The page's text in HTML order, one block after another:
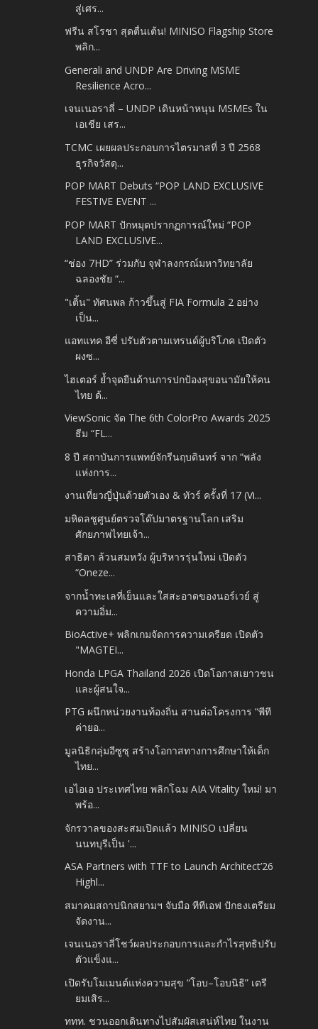
สู่เศร...
ฟรีน สโรชา สุดตื่นเต้น! MINISO Flagship Store
พลิก...
Generali and UNDP Are Driving MSME
Resilience Acro...
เจนเนอราลี่ – UNDP เดินหน้าหนุน MSMEs ใน
เอเชีย เสร...
TCMC เผยผลประกอบการไตรมาสที่ 3 ปี 2568
ธุรกิจวัสดุ...
POP MART Debuts “POP LAND EXCLUSIVE
FESTIVE EVENT ...
POP MART ปักหมุดปรากฏการณ์ใหม่ “POP
LAND EXCLUSIVE...
“ช่อง 7HD” ร่วมกับ จุฬาลงกรณ์มหาวิทยาลัย
ฉลองชัย “...
"เติ้น" ทัศนพล ก้าวขึ้นสู่ FIA Formula 2 อย่าง
เป็น...
แอทแทค อีซี่ ปรับตัวตามเทรนด์ผู้บริโภค เปิดตัว
ผงซ...
ไฮเตอร์ ย้ำจุดยืนด้านการปกป้องสุขอนามัยให้คน
ไทย ด้...
ViewSonic จัด The 6th ColorPro Awards 2025
ธีม “FL...
8 ปี สถาบันการแพทย์จักรีนฤบดินทร์ จาก “พลัง
แห่งการ...
งานเที่ยวญี่ปุ่นด้วยตัวเอง & ทัวร์ ครั้งที่ 17 (Vi...
มหิดลชูศูนย์ตรวจโด๊ปมาตรฐานโลก เสริม
ศักยภาพไทยเจ้า...
สาธิตา ล้วนสมหวัง ผู้บริหารรุ่นใหม่ เปิดตัว
“Oneze...
จากน้ำทะเลที่เย็นและใสสะอาดของนอร์เวย์ สู่
ความอิ่ม...
BioActive+ พลิกเกมจัดการความเครียด เปิดตัว
"MAGTEI...
Honda LPGA Thailand 2026 เปิดโอกาสเยาวชน
และผู้สนใจ...
PTG ผนึกหน่วยงานท้องถิ่น สานต่อโครงการ “พีที
ค่ายอ...
มูลนิธิกลุ่มอีซูซุ สร้างโอกาสทางการศึกษาให้เด็ก
ไทย...
เอไอเอ ประเทศไทย พลิกโฉม AIA Vitality ใหม่! มา
พร้อ...
จักรวาลของสะสมเปิดแล้ว MINISO เปลี่ยน
นนทบุรีเป็น '...
ASA Partners with TTF to Launch Architect’26
Highl...
สมาคมสถาปนิกสยามฯ จับมือ ทีทีเอฟ ปักธงเตรียม
จัดงาน...
เจนเนอราลี่โชว์ผลประกอบการและกำไรสุทธิปรับ
ตัวแข็งแ...
เปิดรับโมเมนต์แห่งความสุข “โอบ–โอบนิธิ” เตรี
ยมเสิร...
ททท. ชวนออกเดินทางไปสัมผัสเสน่ห์ไทย ในงาน